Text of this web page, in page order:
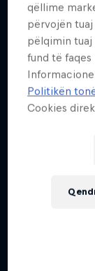
One of
Silva
real
qëllime
përvojën
pëlqimin
fund të
Politikën
Cookies